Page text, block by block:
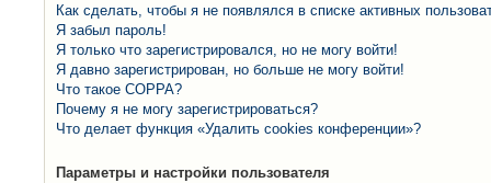
Как сделать, чтобы я не появлялся в списке активных
Я забыл пароль!
Я только что зарегистрировался, но не могу войти!
Я давно зарегистрирован, но больше не могу войти!
Что такое COPPA?
Почему я не могу зарегистрироваться?
Что делает функция «Удалить cookies конференции»?
Параметры и настройки пользователя